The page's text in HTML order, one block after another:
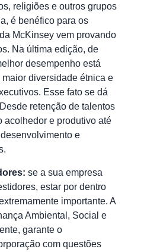
religiões e outros grupos
é benéfico para os
McKinsey vem provando
Na última edição, de
desempenho está
maior diversidade étnica e
Esse fato se dá
retenção de talentos
acolhedor e produtivo até
e
se a sua empresa
estar por dentro
importante. A
Ambiental, Social e
garante o
com questões